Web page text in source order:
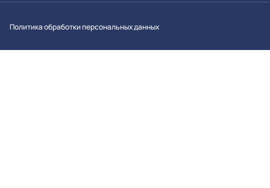
Политика обработки персональных данных